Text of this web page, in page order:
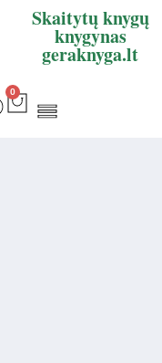
Skaitytų knygų
knygynas
geraknyga.lt
0